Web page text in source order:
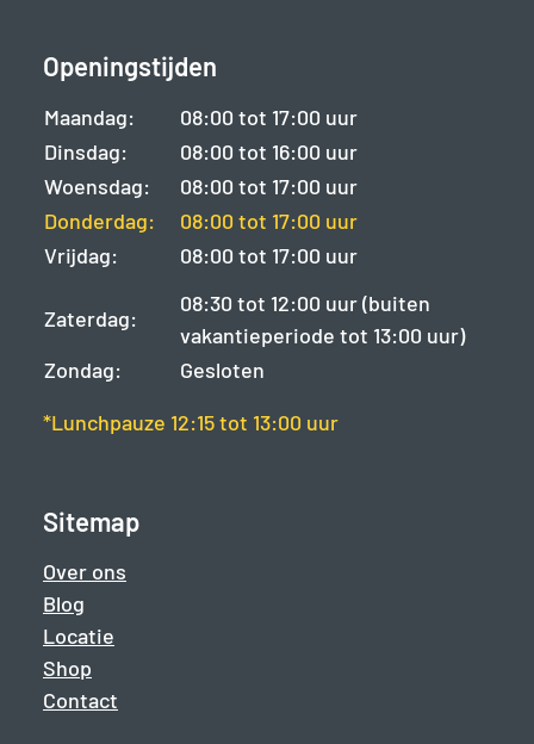
Openingstijden
Maandag:
08:00 tot 17:00 uur
Dinsdag:
08:00 tot 16:00 uur
Woensdag:
08:00 tot 17:00 uur
Donderdag:
08:00 tot 17:00 uur
Vrijdag:
08:00 tot 17:00 uur
Zaterdag:
08:30 tot 12:00 uur (buiten
vakantieperiode tot 13:00 uur)
Zondag:
Gesloten
*Lunchpauze 12:15 tot 13:00 uur
Sitemap
Over ons
Blog
Locatie
Shop
Contact